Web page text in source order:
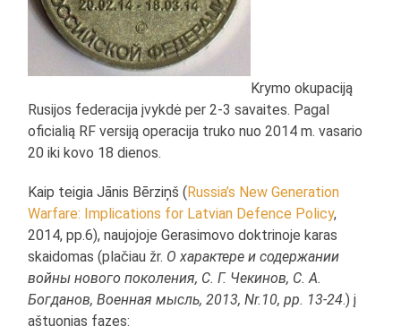
Krymo okupaciją
Rusijos federacija įvykdė per 2-3 savaites. Pagal
oficialią RF versiją operacija truko nuo 2014 m. vasario
20 iki kovo 18 dienos.
Kaip teigia Jānis Bērziņš ( Russia’s New Generation
Warfare: Implications for Latvian Defence Policy,
2014, pp.6), naujojoje Gerasimovo doktrinoje karas
skaidomas (plačiau žr. О характере и содержании
войны нового поколения, С. Г. Чекинов, С. А.
Богданов, Военная мысль, 2013, Nr.10, pp. 13-24.) į
aštuonias fazes: